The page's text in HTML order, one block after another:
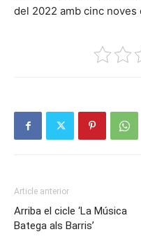
del 2022 amb cinc
Article anterior
Arriba el cicle ‘La Música
Batega als Barris’